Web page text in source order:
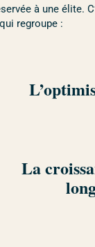
à une élite.
regroupe :
La